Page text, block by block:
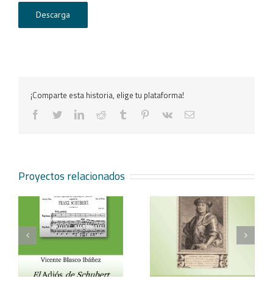
Descarga
¡Comparte esta historia, elige tu plataforma!
facebooktwitterlinkedinreddit tumblr pinterest
vk
Correo
Proyectos relacionados
Vicente Blasco Ibáñez,
Hugo de Moncada
Aventura veneciana y
otros cuentos